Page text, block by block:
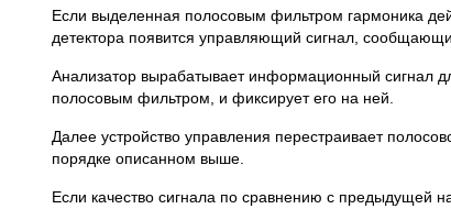
Если выделенная полосовым фильтром гармоника
детектора появится управляющий сигнал,
Анализатор вырабатывает информационный сигнал
полосовым фильтром, и фиксирует его на ней.
Далее устройство управления перестраивает
порядке описанном выше.
Если качество сигнала по сравнению с предыдущей